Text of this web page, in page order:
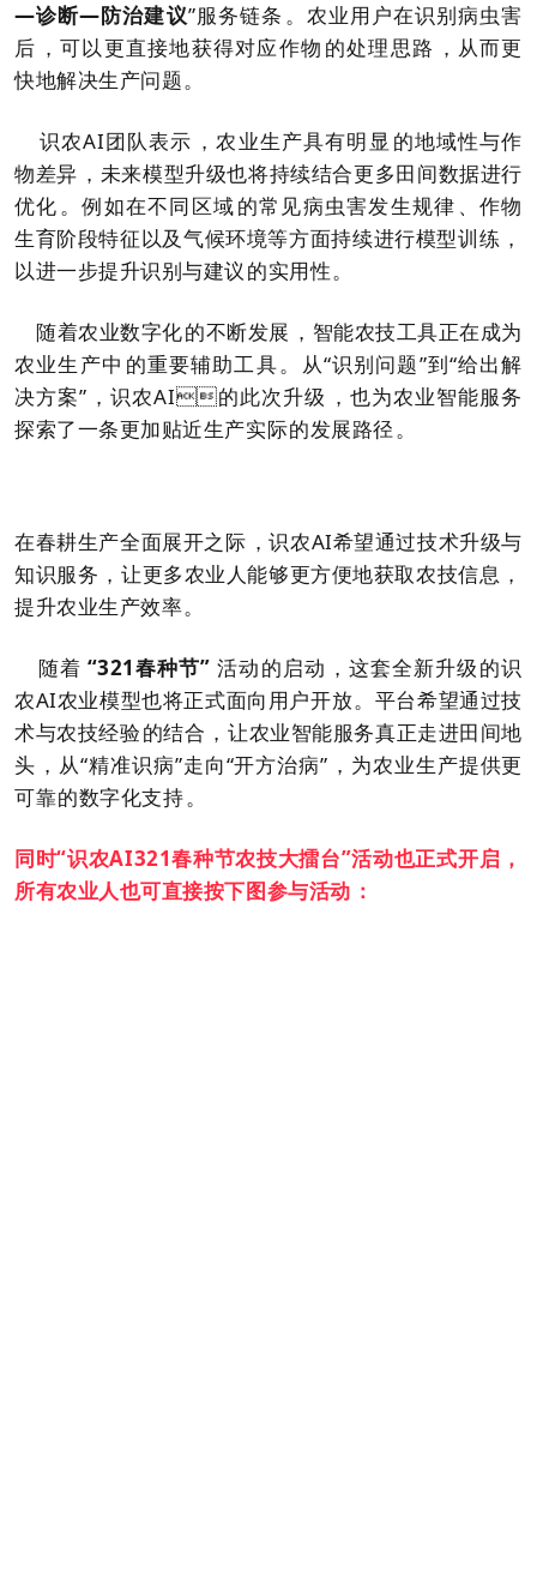
—诊断—防治建议”服务链条。农业用户在识别病虫害
后，可以更直接地获得对应作物的处理思路，从而更
快地解决生产问题。
识农AI团队表示，农业生产具有明显的地域性与作
物差异，未来模型升级也将持续结合更多田间数据进行
优化。例如在不同区域的常见病虫害发生规律、作物
生育阶段特征以及气候环境等方面持续进行模型训练，
以进一步提升识别与建议的实用性。
随着农业数字化的不断发展，智能农技工具正在成为
农业生产中的重要辅助工具。从“识别问题”到“给出解
决方案”，识农AI的此次升级，也为农业智能服务
探索了一条更加贴近生产实际的发展路径。
在春耕生产全面展开之际，识农AI希望通过技术升级与
知识服务，让更多农业人能够更方便地获取农技信息，
提升农业生产效率。
随着 “321春种节” 活动的启动，这套全新升级的识
农AI农业模型也将正式面向用户开放。平台希望通过技
术与农技经验的结合，让农业智能服务真正走进田间地
头，从“精准识病”走向“开方治病”，为农业生产提供更
可靠的数字化支持。
同时“识农AI321春种节农技大擂台”活动也正式开启，
所有农业人也可直接按下图参与活动：